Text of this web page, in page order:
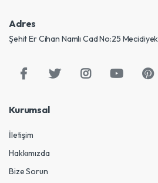
Adres
Şehit Er Cihan Namlı Cad No:25
Kurumsal
İletişim
Hakkımızda
Bize Sorun